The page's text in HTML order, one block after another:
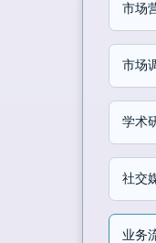
市场
市场
学术
社交
业务